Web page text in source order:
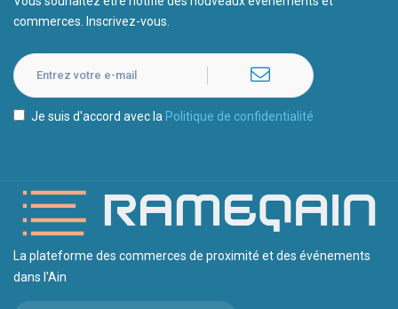
commerces. Inscrivez-vous.
Je suis d'accord avec la Politique de confidentialité
La plateforme des commerces de proximité et des événements
dans l'Ain